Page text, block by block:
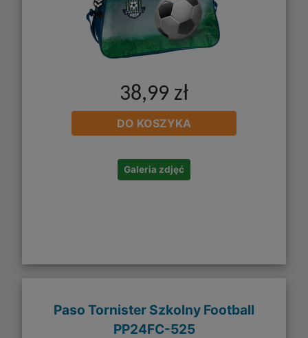
38,99 zł
DO KOSZYKA
Galeria zdjęć
Paso Tornister Szkolny Football
PP24FC-525